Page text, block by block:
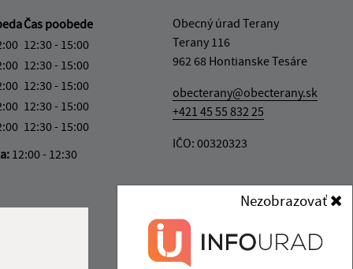
Nezobrazovať
Čas poobede
12:30 - 15:00
12:30 - 15:00
12:30 - 15:00
12:30 - 15:00
12:30 - 15:00
12:00 - 12:30
Obecný úrad Terany
Terany 116
962 68 Hontianske Tesáre
obecterany@obecterany.sk
+421 45 55 832 25
IČO: 00320323